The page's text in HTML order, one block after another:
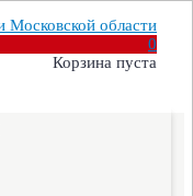
0
Корзина пуста